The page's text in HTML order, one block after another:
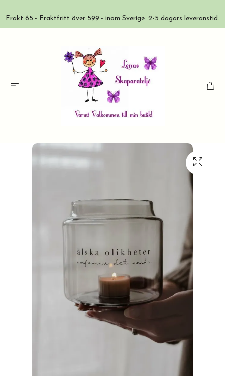
Frakt 65:- Fraktfritt över 599:- inom Sverige. 2-5 dagars leveranstid.